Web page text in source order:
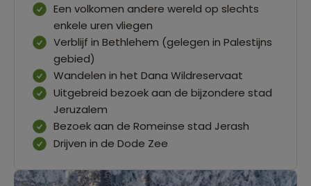
Een volkomen andere wereld op slechts
enkele uren vliegen
Verblijf in Bethlehem (gelegen in Palestijns
gebied)
Wandelen in het Dana Wildreservaat
Uitgebreid bezoek aan de bijzondere stad
Jeruzalem
Bezoek aan de Romeinse stad Jerash
Drijven in de Dode Zee